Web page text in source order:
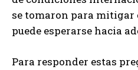
se tomaron para mitigar
puede esperarse hacia
Para responder estas